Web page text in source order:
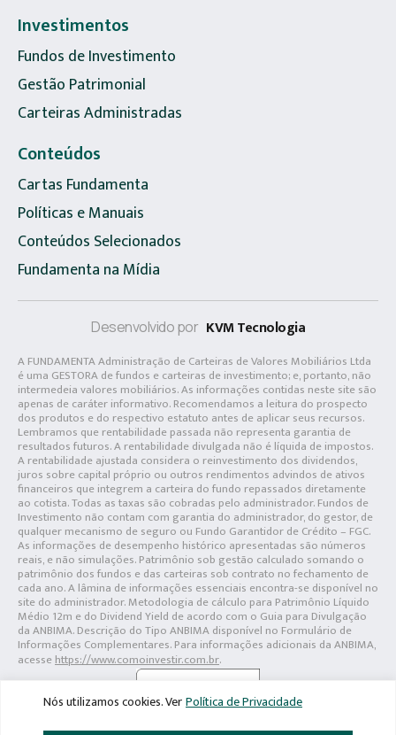
Nós utilizamos cookies. VerPolítica de Privacidade
Investimentos
Fundos de Investimento
Gestão Patrimonial
Carteiras Administradas
Conteúdos
Cartas Fundamenta
Políticas e Manuais
Conteúdos Selecionados
Fundamenta na Mídia
Desenvolvido por KVM Tecnologia
A FUNDAMENTA Administração de Carteiras de Valores Mobiliários Ltda
é uma GESTORA de fundos e carteiras de investimento; e, portanto, não
intermedeia valores mobiliários. As informações contidas neste site são
apenas de caráter informativo. Recomendamos a leitura do prospecto
dos produtos e do respectivo estatuto antes de aplicar seus recursos.
Lembramos que rentabilidade passada não representa garantia de
resultados futuros. A rentabilidade divulgada não é líquida de impostos.
A rentabilidade ajustada considera o reinvestimento dos dividendos,
juros sobre capital próprio ou outros rendimentos advindos de ativos
financeiros que integrem a carteira do fundo repassados diretamente
ao cotista. Todas as taxas são cobradas pelo administrador. Fundos de
Investimento não contam com garantia do administrador, do gestor, de
qualquer mecanismo de seguro ou Fundo Garantidor de Crédito – FGC.
As informações de desempenho histórico apresentadas são números
reais, e não simulações. Patrimônio sob gestão calculado somando o
patrimônio dos fundos e das carteiras sob contrato no fechamento de
cada ano. A lâmina de informações essenciais encontra-se disponível no
site do administrador. Metodologia de cálculo para Patrimônio Líquido
Médio 12m e do Dividend Yield de acordo com o Guia para Divulgação
da ANBIMA. Descrição do Tipo ANBIMA disponível no Formulário de
Informações Complementares. Para informações adicionais da ANBIMA,
acessehttps://www.comoinvestir.com.br.